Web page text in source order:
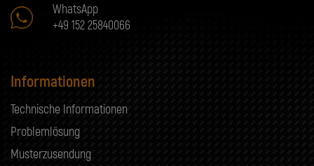
WhatsApp
+49 152 25840066
Informationen
Technische Informationen
Problemlösung
Musterzusendung